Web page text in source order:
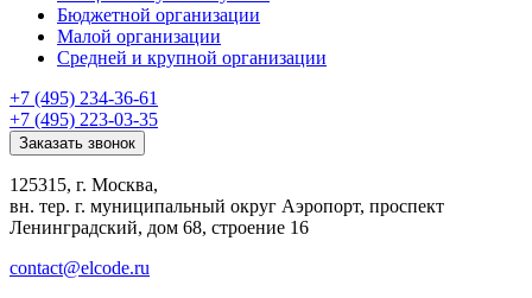
Бюджетной организации
Малой организации
Средней и крупной организации
+7 (495) 234-36-61
+7 (495) 223-03-35
Заказать звонок
125315, г. Москва,
вн. тер. г. муниципальный округ Аэропорт, проспект
Ленинградский, дом 68, строение 16
contact@elcode.ru